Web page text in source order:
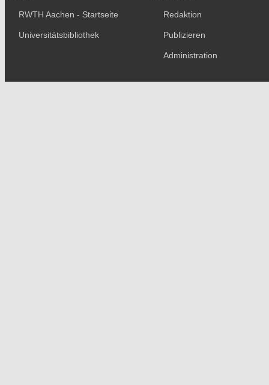
RWTH Aachen - Startseite
Universitätsbibliothek
Redaktion
Publizieren
Administration